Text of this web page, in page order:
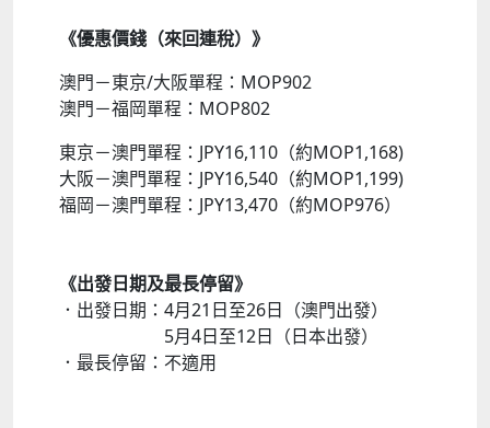
《優惠價錢（來回連稅）》
澳門－東京/大阪單程：MOP902
澳門－福岡單程：MOP802
東京－澳門單程：JPY16,110（約MOP1,168)
大阪－澳門單程：JPY16,540（約MOP1,199)
福岡－澳門單程：JPY13,470（約MOP976）
《出發日期及最長停留》
．出發日期：4月21日至26日（澳門出發）
5月4日至12日（日本出發）
．最長停留：不適用